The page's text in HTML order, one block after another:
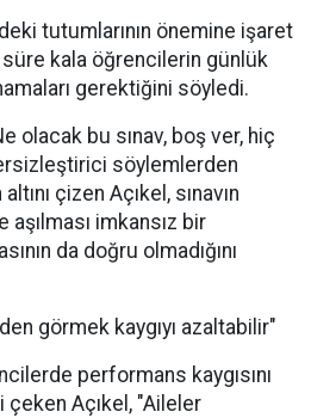
tutumlarının önemine işaret
süre kala öğrencilerin günlük
gerektiğini söyledi.
olacak bu sınav, boş ver, hiç
söylemlerden
çizen Açıkel, sınavın
aşılması imkansız bir
da doğru olmadığını
görmek kaygıyı azaltabilir"
performans kaygısını
Açıkel, "Aileler